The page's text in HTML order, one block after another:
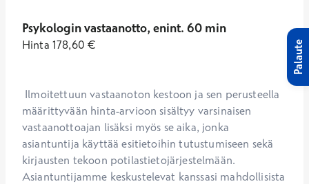
Psykologin vastaanotto, enint. 60 min
Hinta 178,60 €
määrittyvään hinta-arvioon sisältyy varsinaisen
vastaanottoajan lisäksi myös se aika, jonka
asiantuntija käyttää esitietoihin tutustumiseen sekä
kirjausten tekoon potilastietojärjestelmään.
Asiantuntijamme keskustelevat kanssasi mahdollisista
Palaute